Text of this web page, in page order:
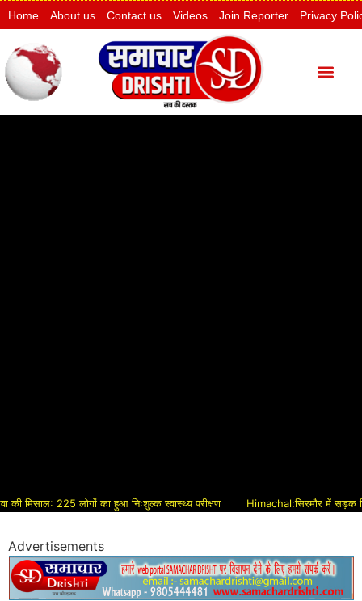
Home About us Contact us Videos Join Reporter Privacy
225 लोगों का हुआ निःशुल्क स्वास्थ्य परीक्षण Himachal:सिरमौर में सड़क विकास को
Advertisements